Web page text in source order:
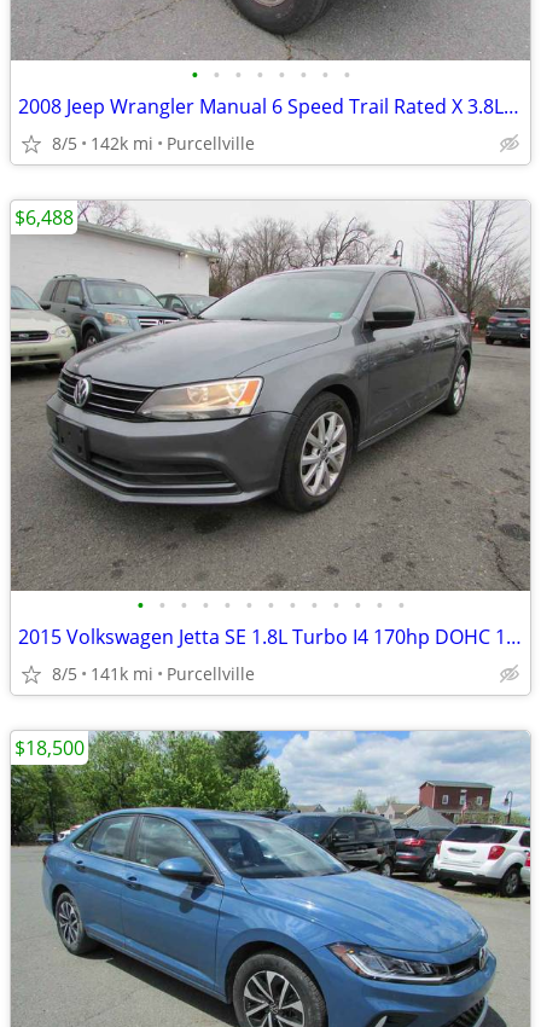
• • • • • • • •
2008 Jeep Wrangler Manual 6 Speed Trail Rated X 3.8L V6 F OHV
8/5 142k mi Purcellville
• • • • • • • • • • • • •
2015 Volkswagen Jetta SE 1.8L Turbo I4 170hp DOHC 16V
8/5 141k mi Purcellville
$6,488
$18,500